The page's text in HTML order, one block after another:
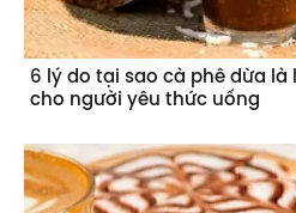
6 lý do tại sao cà phê dừa là
cho người yêu thức uống